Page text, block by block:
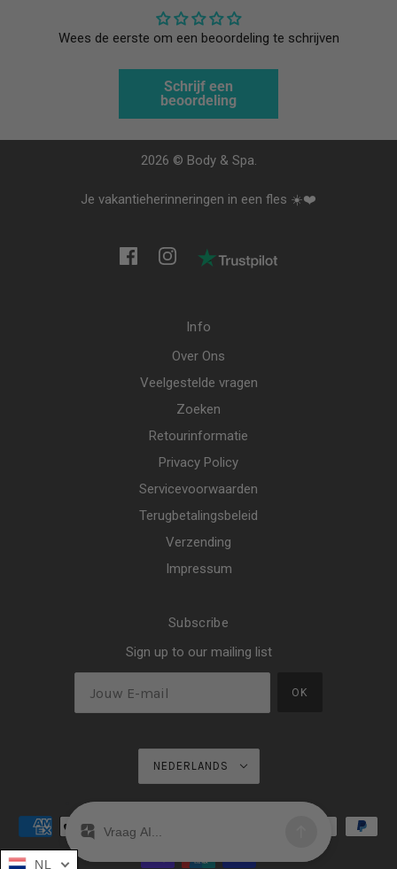
Wees de eerste om een beoordeling te schrijven
Schrijf een
beoordeling
2026 © Body & Spa.
Je vakantieherinneringen in een fles ☀️❤️
Info
Over Ons
Veelgestelde vragen
Zoeken
Retourinformatie
Privacy Policy
Servicevoorwaarden
Terugbetalingsbeleid
Verzending
Impressum
Subscribe
Sign up to our mailing list
OK
NEDERLANDS
NL